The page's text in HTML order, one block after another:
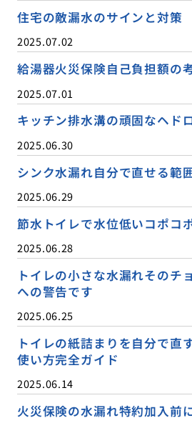
住宅の敵漏水のサインと対策
2025.07.02
給湯器火災保険自己負担額の
2025.07.01
キッチン排水溝の頑固なヘド
2025.06.30
シンク水漏れ自分で直せる範
2025.06.29
節水トイレで水位低いコポコ
2025.06.28
トイレの小さな水漏れそのチ
への警告です
2025.06.25
トイレの紙詰まりを自分で直
使い方完全ガイド
2025.06.14
火災保険の水漏れ特約加入前